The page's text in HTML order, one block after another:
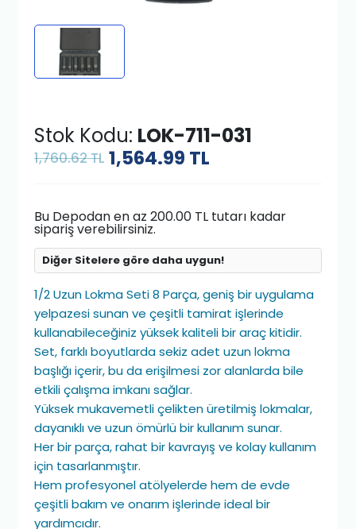
Stok Kodu: LOK-711-031
1,760.62 TL 1,564.99 TL
Bu Depodan en az 200.00 TL tutarı kadar
sipariş verebilirsiniz.
Diğer Sitelere göre daha uygun!
1/2 Uzun Lokma Seti 8 Parça, geniş bir uygulama
yelpazesi sunan ve çeşitli tamirat işlerinde
kullanabileceğiniz yüksek kaliteli bir araç kitidir.
Set, farklı boyutlarda sekiz adet uzun lokma
başlığı içerir, bu da erişilmesi zor alanlarda bile
etkili çalışma imkanı sağlar.
Yüksek mukavemetli çelikten üretilmiş lokmalar,
dayanıklı ve uzun ömürlü bir kullanım sunar.
Her bir parça, rahat bir kavrayış ve kolay kullanım
için tasarlanmıştır.
Hem profesyonel atölyelerde hem de evde
çeşitli bakım ve onarım işlerinde ideal bir
yardımcıdır.